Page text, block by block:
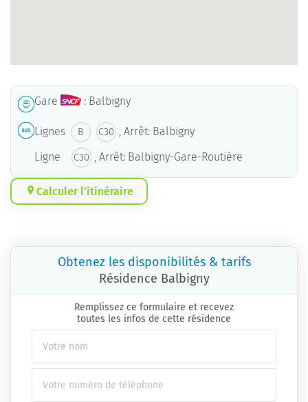
Gare : Balbigny
Lignes B C30 , Arrêt: Balbigny
Ligne
C30 , Arrêt: Balbigny-Gare-Routière
Calculer l’itinéraire
Obtenez les disponibilités & tarifs
Résidence Balbigny
Remplissez ce formulaire et recevez
toutes les infos de cette résidence